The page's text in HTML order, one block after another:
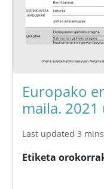
Europako
maila. 2021
Last updated 3
Etiketa